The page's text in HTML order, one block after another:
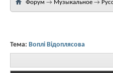
Форум → Музыкальное →
Тема: Воплі Відоплясова